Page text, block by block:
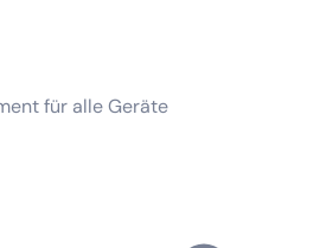
für alle Geräte